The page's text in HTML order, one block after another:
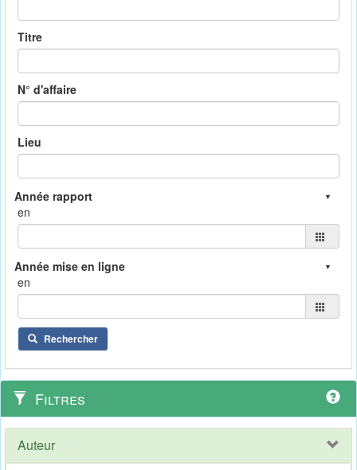
Titre
N° d'affaire
Lieu
en
en
Rechercher
Filtres
Auteur